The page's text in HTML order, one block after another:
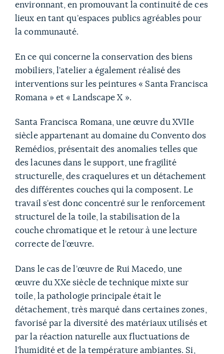
environnant, en promouvant la continuité de ces
lieux en tant qu’espaces publics agréables pour
la communauté.
En ce qui concerne la conservation des biens
mobiliers, l’atelier a également réalisé des
interventions sur les peintures « Santa Francisca
Romana » et « Landscape X ».
Santa Francisca Romana, une œuvre du XVIIe
siècle appartenant au domaine du Convento dos
Remédios, présentait des anomalies telles que
des lacunes dans le support, une fragilité
structurelle, des craquelures et un détachement
des différentes couches qui la composent. Le
travail s’est donc concentré sur le renforcement
structurel de la toile, la stabilisation de la
couche chromatique et le retour à une lecture
correcte de l’œuvre.
Dans le cas de l’œuvre de Rui Macedo, une
œuvre du XXe siècle de technique mixte sur
toile, la pathologie principale était le
détachement, très marqué dans certaines zones,
favorisé par la diversité des matériaux utilisés et
par la réaction naturelle aux fluctuations de
l’humidité et de la température ambiantes. Si,